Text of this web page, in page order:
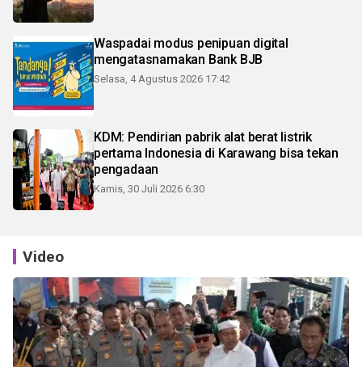
Waspadai modus penipuan digital
mengatasnamakan Bank BJB
Selasa, 4 Agustus 2026 17:42
KDM: Pendirian pabrik alat berat listrik
pertama Indonesia di Karawang bisa tekan
pengadaan
Kamis, 30 Juli 2026 6:30
Video